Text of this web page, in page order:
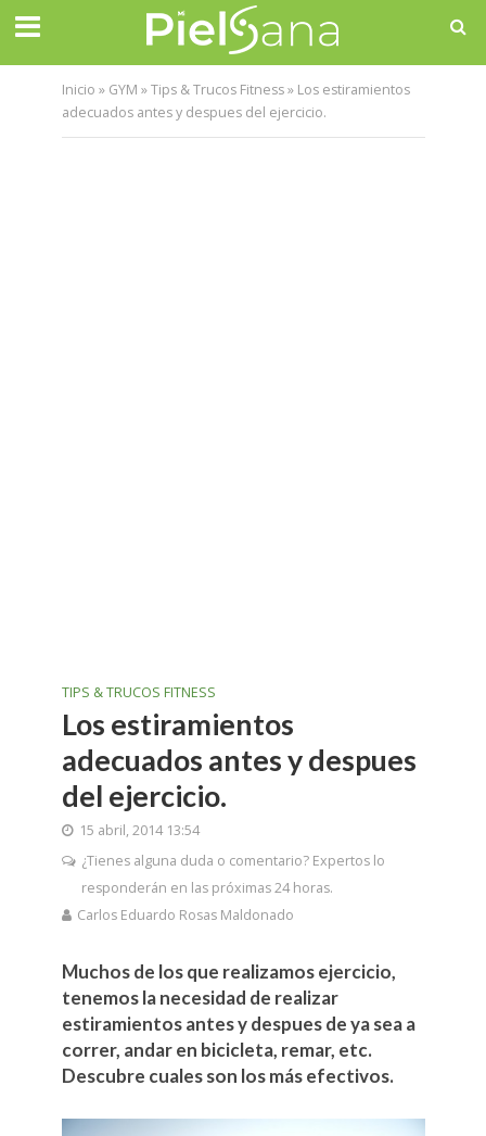
Inicio » GYM »Tips & Trucos Fitness» Los estiramientos
adecuados antes y despues del ejercicio.
TIPS & TRUCOS FITNESS
Los estiramientos
adecuados antes y despues
del ejercicio.
15 abril, 2014 13:54
¿Tienes alguna duda o comentario? Expertos lo
responderán en las próximas 24 horas.
Carlos Eduardo Rosas Maldonado
Muchos de los que realizamos ejercicio,
tenemos la necesidad de realizar
estiramientos antes y despues de ya sea a
correr, andar en bicicleta, remar, etc.
Descubre cuales son los más efectivos.